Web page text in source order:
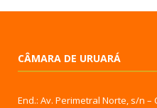
CÂMARA DE URUARÁ
End.: Av. Perimetral Norte, s/n –